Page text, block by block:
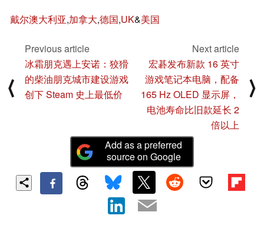
戴尔澳大利亚,加拿大,德国,UK&美国
⟨
Previous article
冰霜朋克遇上安诺：狡猾
的柴油朋克城市建设游戏
创下 Steam 史上最低价
Next article
宏碁发布新款 16 英寸
游戏笔记本电脑，配备
165 Hz OLED 显示屏，
电池寿命比旧款延长 2
倍以上
⟩
Add as a preferred
source on Google